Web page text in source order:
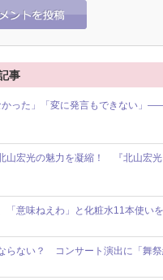
事
った」「変に発言もできない」
北山宏光の魅力を凝縮！ 『北山
「意味ねえわ」と化粧水11本使いを
らない？ コンサート演出に「舞祭